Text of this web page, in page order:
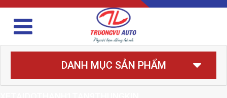
DANH MỤC SẢN PHẨM